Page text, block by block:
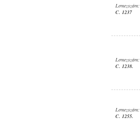
Lemezszám:
C. 1237
Lemezszám:
C. 1238.
Lemezszám:
C. 1255.